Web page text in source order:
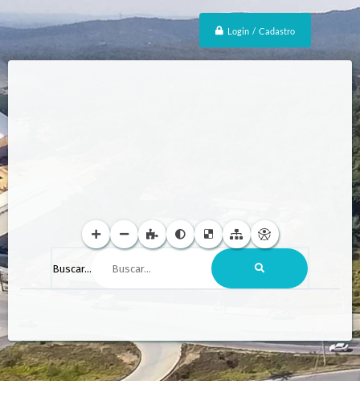
Login / Cadastro
Buscar...